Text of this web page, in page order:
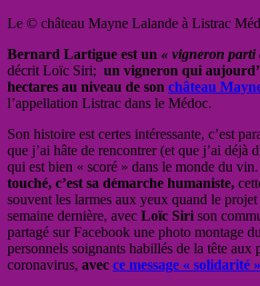
Le © château Mayne Lalande à Listrac
Bernard Lartigue est un « vigneron parti
décrit Loïc Siri; un vigneron qui
hectares au niveau de son château
l’appellation Listrac dans le Médoc.
Son histoire est certes intéressante, c’est
que j’ai hâte de rencontrer (et que j’ai déjà
qui est bien « scoré » dans le monde du vin.
touché, c’est sa démarche humaniste,
souvent les larmes aux yeux quand le
semaine dernière, avec Loïc Siri son
partagé sur Facebook une photo montage
personnels soignants habillés de la tête aux
coronavirus, avec ce message « solidarité »